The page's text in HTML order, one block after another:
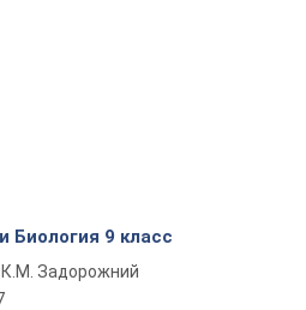
Биология 9 класс
К.М. Задорожний